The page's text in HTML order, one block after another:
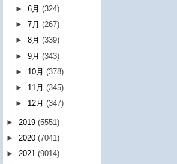
►6月(324)
►7月(267)
►8月(339)
►9月(343)
► 10月(378)
► 11月(345)
► 12月(347)
► 2019 (5551)
► 2020 (7041)
► 2021 (9014)